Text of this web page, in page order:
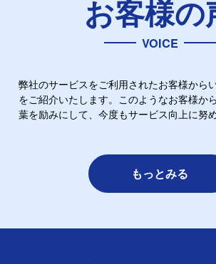
お客様の
VOICE
弊社のサービスをご利用されたお客様から
をご紹介いたします。このようなお客様か
葉を励みにして、今度もサービス向上に努
もっとみる